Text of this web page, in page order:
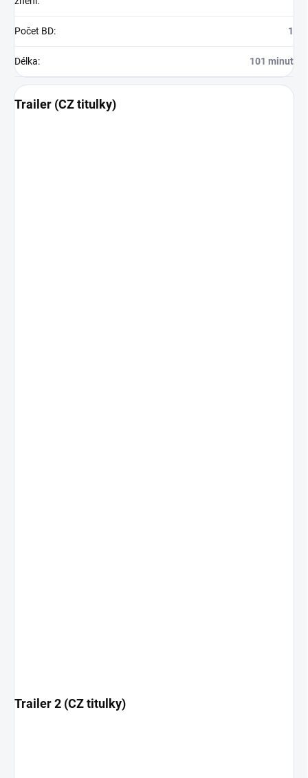
Počet BD: 1
Délka: 101 minut
Trailer (CZ titulky)
Trailer 2 (CZ titulky)